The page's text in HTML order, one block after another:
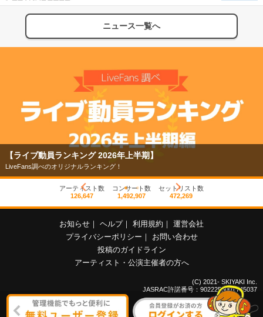
ニュース一覧へ
【ライブ動員ランキング 2026年上半期】
LiveFans調べのオリジナルランキング！
アーティスト数
126,647
コンサート数
1,492,907
セットリスト数
472,269
お知らせ ｜ ヘルプ｜ 利用規約 ｜ 運営会社
プライバシーポリシー ｜
お問い合わせ
投稿のガイドライン
アーティスト・公演主催者の方へ
(C) 2021- SKIYAKI Inc.
JASRAC許諾番号：9022255001Y45037